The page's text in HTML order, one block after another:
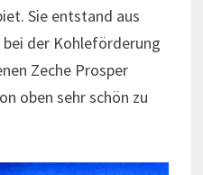
Sie entstand aus
der Kohleförderung
Zeche Prosper
oben sehr schön zu